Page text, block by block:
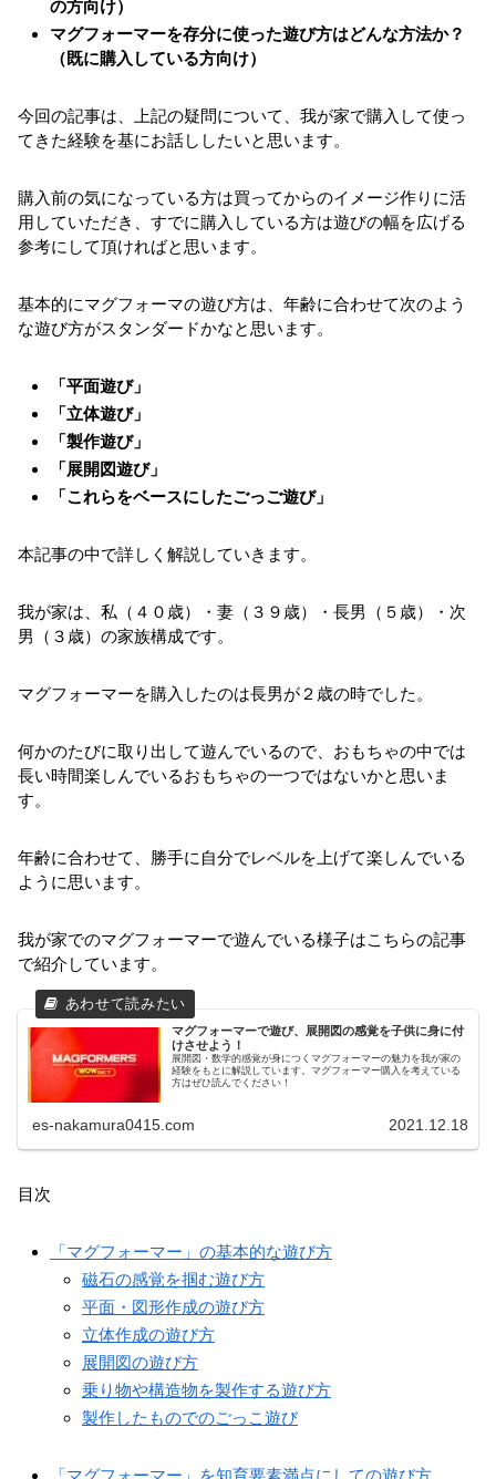
の方向け）
マグフォーマーを存分に使った遊び方はどんな方法か？
（既に購入している方向け）
今回の記事は、上記の疑問について、我が家で購入して使っ
てきた経験を基にお話ししたいと思います。
購入前の気になっている方は買ってからのイメージ作りに活
用していただき、すでに購入している方は遊びの幅を広げる
参考にして頂ければと思います。
基本的にマグフォーマの遊び方は、年齢に合わせて次のよう
な遊び方がスタンダードかなと思います。
「平面遊び」
「立体遊び」
「製作遊び」
「展開図遊び」
「これらをベースにしたごっご遊び」
本記事の中で詳しく解説していきます。
我が家は、私（４０歳）・妻（３９歳）・長男（５歳）・次
男（３歳）の家族構成です。
マグフォーマーを購入したのは長男が２歳の時でした。
何かのたびに取り出して遊んでいるので、おもちゃの中では
長い時間楽しんでいるおもちゃの一つではないかと思いま
す。
年齢に合わせて、勝手に自分でレベルを上げて楽しんでいる
ように思います。
我が家でのマグフォーマーで遊んでいる様子はこちらの記事
で紹介しています。
マグフォーマーで遊び、展開図の感覚を子供に身に付
けさせよう！
展開図・数学的感覚が身につくマグフォーマーの魅力を我が家の
経験をもとに解説しています。マグフォーマー購入を考えている
方はぜひ読んでください！
es-nakamura0415.com 2021.12.18
目次
「マグフォーマー」の基本的な遊び方
磁石の感覚を掴む遊び方
平面・図形作成の遊び方
立体作成の遊び方
展開図の遊び方
乗り物や構造物を製作する遊び方
製作したものでのごっこ遊び
「マグフォーマー」を知育要素満点にしての遊び方